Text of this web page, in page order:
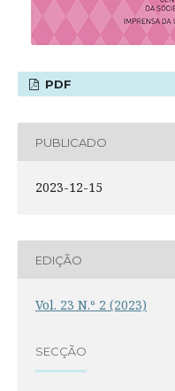
PDF
PUBLICADO
2023-12-15
EDIÇÃO
Vol. 23 N.º 2 (2023)
SECÇÃO